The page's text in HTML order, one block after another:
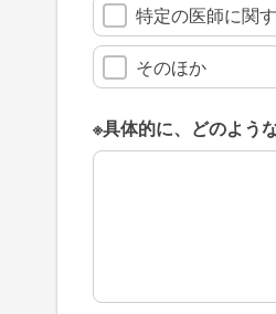
特定の医師に関
そのほか
※具体的に、どのよう
※具体的に、どのよう